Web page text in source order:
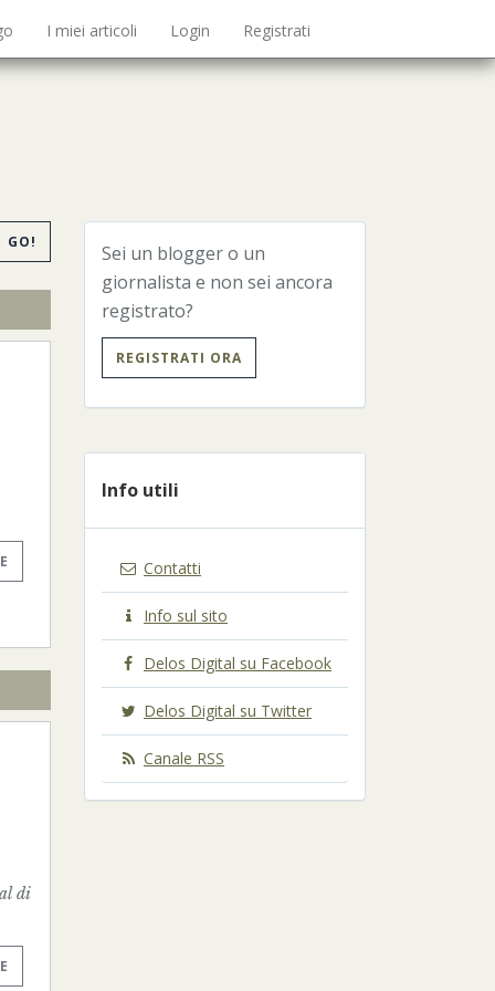
I miei articoli Login Registrati
GO!
di
Sei un blogger o un
giornalista e non sei ancora
registrato?
REGISTRATI ORA
Info utili
Contatti
Info sul sito
Delos Digital su Facebook
Delos Digital su Twitter
Canale RSS